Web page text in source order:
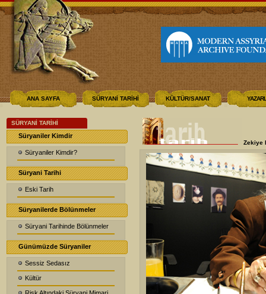
ANA SAYFA SÜRYANİ TARİHİ KÜLTÜR/SANAT
SÜRYANİ TARİHİ
Süryaniler Kimdir
Süryaniler Kimdir?
Süryani Tarihi
Eski Tarih
Süryanilerde Bölünmeler
Süryani Tarihinde Bölünmeler
Günümüzde Süryaniler
Sessiz Sedasız
Kültür
Zekiye